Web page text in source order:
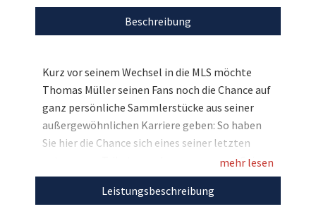
Beschreibung
Kurz vor seinem Wechsel in die MLS möchte
Thomas Müller seinen Fans noch die Chance auf
ganz persönliche Sammlerstücke aus seiner
außergewöhnlichen Karriere geben: So haben
Sie hier die Chance sich eines seiner letzten
getragenen Trikots aus der vergangenen Saison
zu sichern, das sogar noch handsigniert ist.
Bieten Sie mit und unterstützen Sie mit Ihrem
mehr lesen
Leistungsbeschreibung